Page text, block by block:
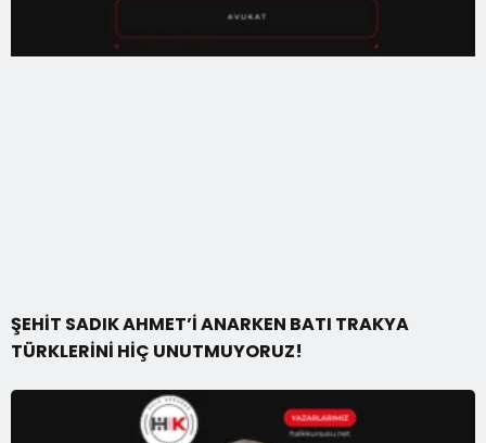
ŞEHİT SADIK AHMET’İ ANARKEN BATI TRAKYA
TÜRKLERİNİ HİÇ UNUTMUYORUZ!